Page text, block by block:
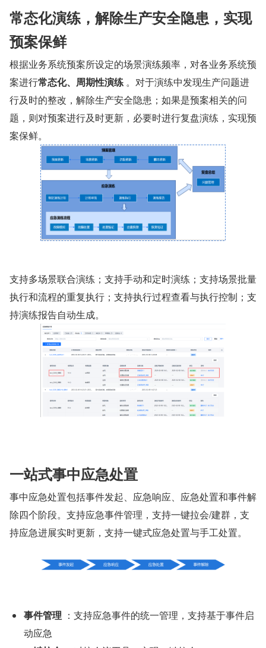
常态化演练，解除生产安全隐患，实现
预案保鲜
根据业务系统预案所设定的场景演练频率，对各业务系统预
案进行常态化、周期性演练 。对于演练中发现生产问题进
行及时的整改，解除生产安全隐患；如果是预案相关的问
题，则对预案进行及时更新，必要时进行复盘演练，实现预
案保鲜。
支持多场景联合演练；支持手动和定时演练；支持场景批量
执行和流程的重复执行；支持执行过程查看与执行控制；支
持演练报告自动生成。
一站式事中应急处置
事中应急处置包括事件发起、应急响应、应急处置和事件解
除四个阶段。支持应急事件管理，支持一键拉会/建群，支
持应急进展实时更新，支持一键式应急处置与手工处置。
事件管理 ：支持应急事件的统一管理，支持基于事件启
动应急